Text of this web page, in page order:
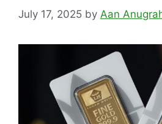
July 17, 2025 by Aan